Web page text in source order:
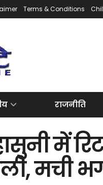
Terms & Conditions
राजनीति
में
मची